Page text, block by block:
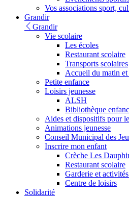
Vos associations sport,
Grandir
Grandir
Vie scolaire
Les écoles
Restaurant scolaire
Transports scolaires
Accueil du matin
Petite enfance
Loisirs jeunesse
ALSH
Bibliothèque
Aides et dispositifs pour
Animations jeunesse
Conseil Municipal des
Inscrire mon enfant
Crèche Les
Restaurant scolaire
Garderie et
Centre de loisirs
Solidarité